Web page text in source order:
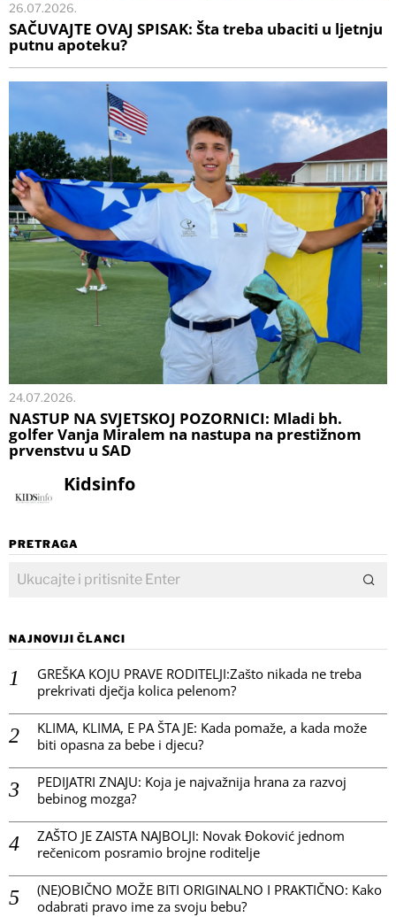
26.07.2026.
SAČUVAJTE OVAJ SPISAK: Šta treba ubaciti u ljetnju
putnu apoteku?
24.07.2026.
NASTUP NA SVJETSKOJ POZORNICI: Mladi bh.
golfer Vanja Miralem na nastupa na prestižnom
prvenstvu u SAD
Kidsinfo
PRETRAGA
NAJNOVIJI ČLANCI
GREŠKA KOJU PRAVE RODITELJI:Zašto nikada ne treba
prekrivati dječja kolica pelenom?
KLIMA, KLIMA, E PA ŠTA JE: Kada pomaže, a kada može
biti opasna za bebe i djecu?
PEDIJATRI ZNAJU: Koja je najvažnija hrana za razvoj
bebinog mozga?
ZAŠTO JE ZAISTA NAJBOLJI: Novak Đoković jednom
rečenicom posramio brojne roditelje
(NE)OBIČNO MOŽE BITI ORIGINALNO I PRAKTIČNO: Kako
odabrati pravo ime za svoju bebu?